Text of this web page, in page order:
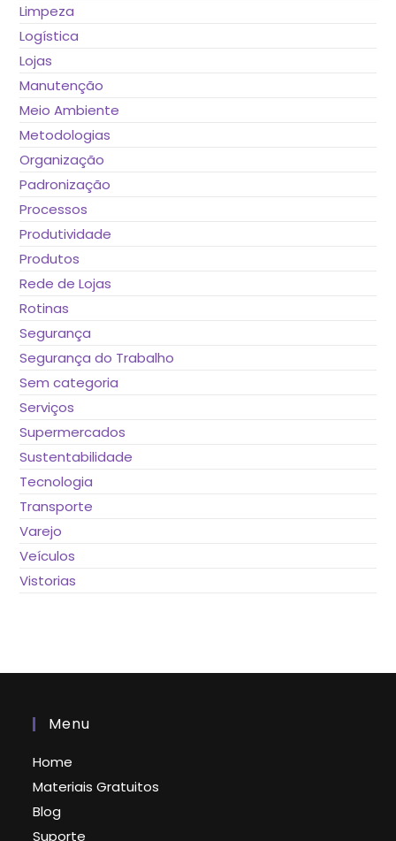
Limpeza
Logística
Lojas
Manutenção
Meio Ambiente
Metodologias
Organização
Padronização
Processos
Produtividade
Produtos
Rede de Lojas
Rotinas
Segurança
Segurança do Trabalho
Sem categoria
Serviços
Supermercados
Sustentabilidade
Tecnologia
Transporte
Varejo
Veículos
Vistorias
Menu
Home
Materiais Gratuitos
Blog
Suporte